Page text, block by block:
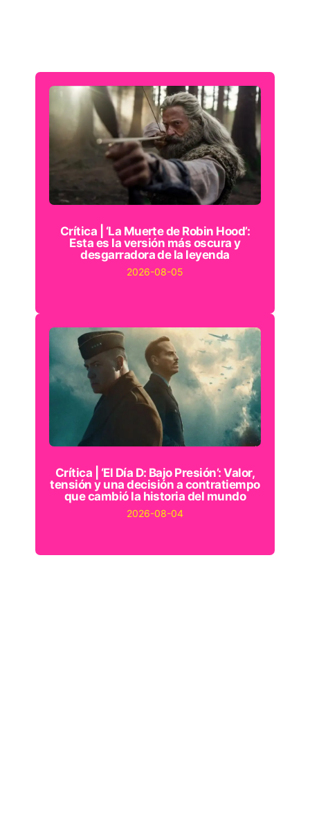
Crítica | ‘La Muerte de Robin Hood’:
Esta es la versión más oscura y
desgarradora de la leyenda
2026-08-05
Crítica | ‘El Día D: Bajo Presión’: Valor,
tensión y una decisión a contratiempo
que cambió la historia del mundo
2026-08-04